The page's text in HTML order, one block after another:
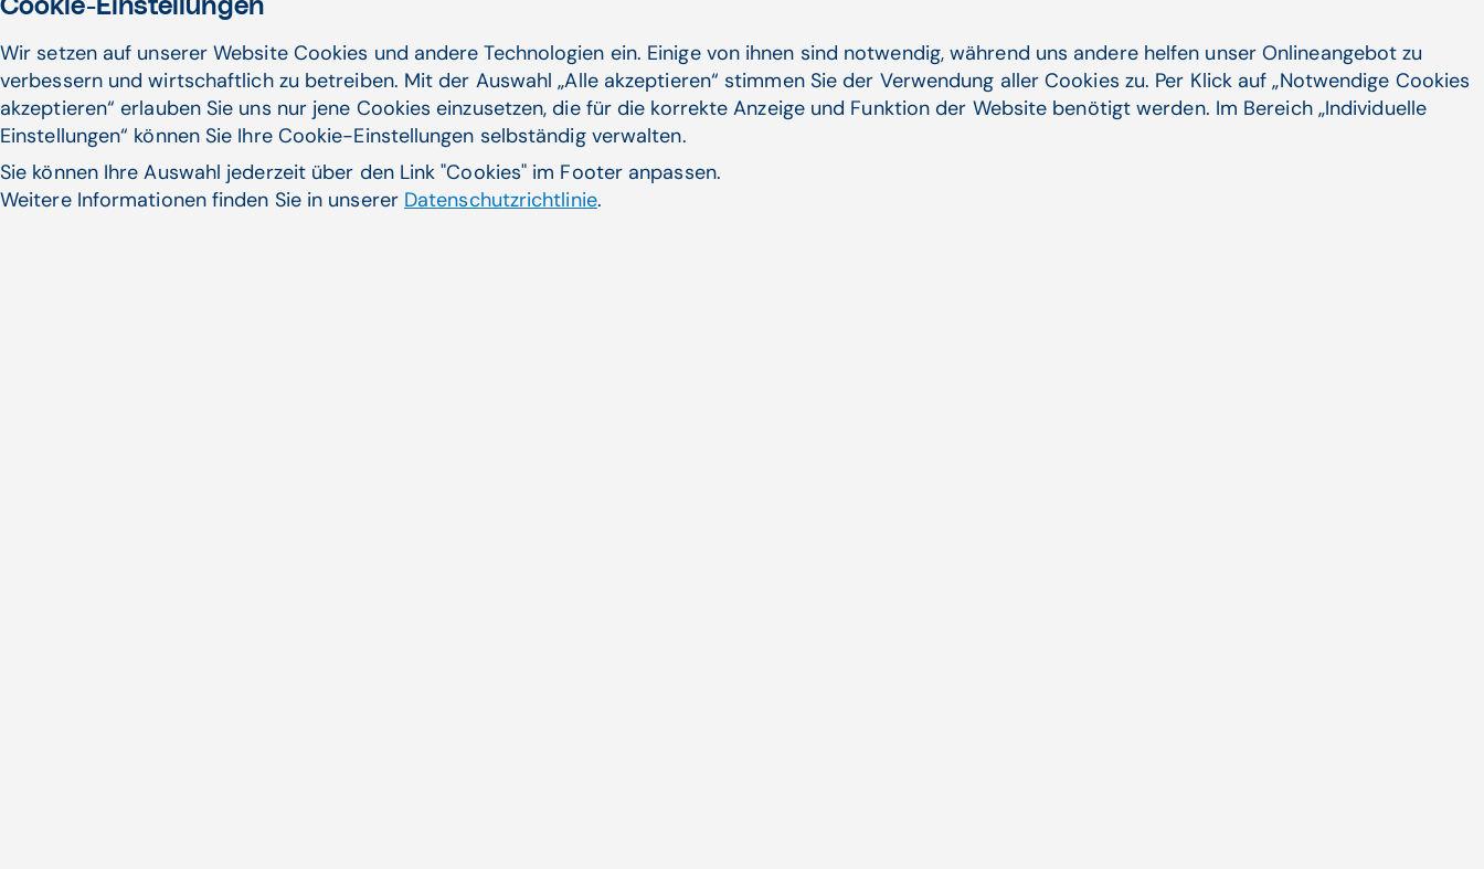
Die beste Ressourcenplanung scheitert, wenn vor Ort einzelne Materialen fehlen. Effektive Patientenversorgung ist nur möglich, wenn
unerlässlich, da papiergestützte Prozesse durchgängig große Qualitäts- und Risikoprobleme bergen.
Cookie-Einstellungen
Wir setzen auf unserer Website Cookies und andere Technologien ein. Einige von ihnen sind notwendig, während uns andere helfen unser Onlineangebot zu
verbessern und wirtschaftlich zu betreiben. Mit der Auswahl „Alle akzeptieren“ stimmen Sie der Verwendung aller Cookies zu. Per Klick auf „Notwendige Cookies
akzeptieren“ erlauben Sie uns nur jene Cookies einzusetzen, die für die korrekte Anzeige und Funktion der Website benötigt werden. Im Bereich „Individuelle
Einstellungen“ können Sie Ihre Cookie-Einstellungen selbständig verwalten.
Sie können Ihre Auswahl jederzeit über den Link "Cookies" im Footer anpassen.
Weitere Informationen finden Sie in unserer Datenschutzrichtlinie.